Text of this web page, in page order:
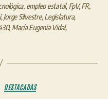
, empleo estatal, FpV,FR,
,Jorge Silvestre,Legislatura,
, María Eugenia Vidal,
DESTACADAS